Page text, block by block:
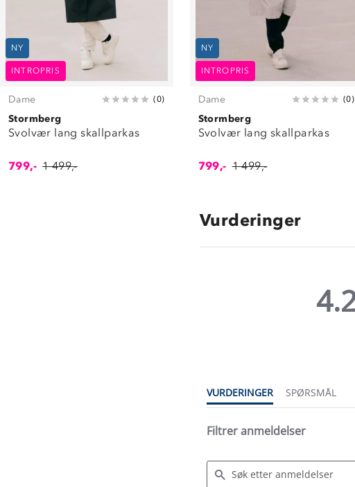
NY
INTROPRIS
Dame (0)
Stormberg
Svolvær lang skallparkas
799,- 1 499,-
NY
INTROPRIS
Dame (0)
Stormberg
Svolvær lang skallparkas
799,- 1 499,-
Vurderinger
VURDERINGER SPØRSMÅL
Filtrer anmeldelser